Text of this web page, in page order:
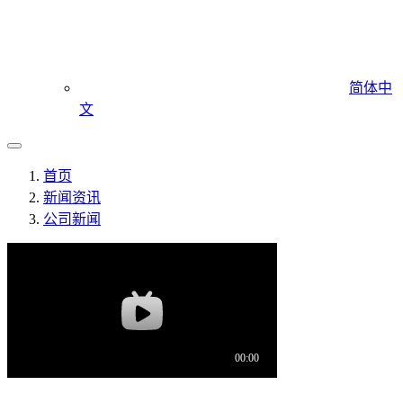
简体中
文
首页
新闻资讯
公司新闻